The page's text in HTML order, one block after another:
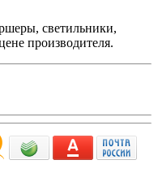
светильники,
производителя.